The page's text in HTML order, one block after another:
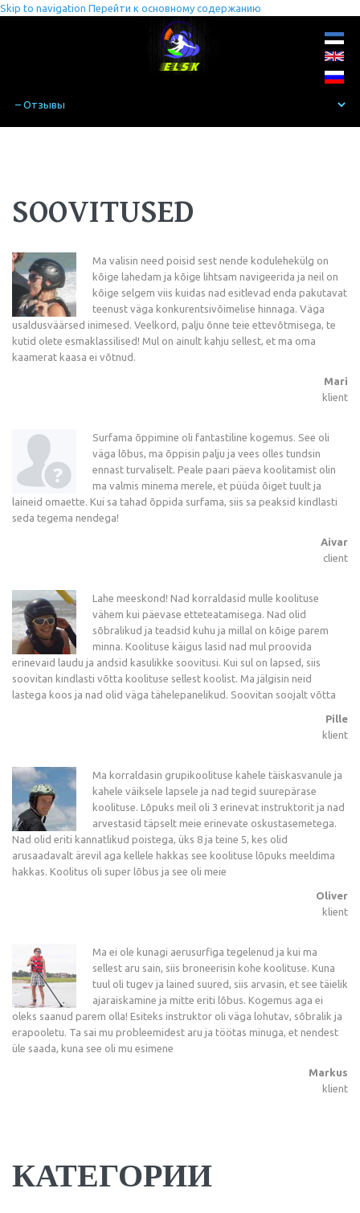
Skip to navigation Перейти к основному содержанию
SOOVITUSED
Ma valisin need poisid sest nende kodulehekülg on
kõige lahedam ja kõige lihtsam navigeerida ja neil on
kõige selgem viis kuidas nad esitlevad enda pakutavat
teenust väga konkurentsivõimelise hinnaga. Väga
usaldusväärsed inimesed. Veelkord, palju õnne teie ettevõtmisega, te
kutid olete esmaklassilised! Mul on ainult kahju sellest, et ma oma
kaamerat kaasa ei võtnud.
Mari
klient
Surfama õppimine oli fantastiline kogemus. See oli
väga lõbus, ma õppisin palju ja vees olles tundsin
ennast turvaliselt. Peale paari päeva koolitamist olin
ma valmis minema merele, et püüda õiget tuult ja
laineid omaette. Kui sa tahad õppida surfama, siis sa peaksid kindlasti
seda tegema nendega!
Aivar
client
Lahe meeskond! Nad korraldasid mulle koolituse
vähem kui päevase etteteatamisega. Nad olid
sõbralikud ja teadsid kuhu ja millal on kõige parem
minna. Koolituse käigus lasid nad mul proovida
erinevaid laudu ja andsid kasulikke soovitusi. Kui sul on lapsed, siis
soovitan kindlasti võtta koolituse sellest koolist. Ma jälgisin neid
lastega koos ja nad olid väga tähelepanelikud. Soovitan soojalt võtta
Pille
klient
Ma korraldasin grupikoolituse kahele täiskasvanule ja
kahele väiksele lapsele ja nad tegid suurepärase
koolituse. Lõpuks meil oli 3 erinevat instruktorit ja nad
arvestasid täpselt meie erinevate oskustasemetega.
Nad olid eriti kannatlikud poistega, üks 8 ja teine 5, kes olid
arusaadavalt ärevil aga kellele hakkas see koolituse lõpuks meeldima
hakkas. Koolitus oli super lõbus ja see oli meie
Oliver
klient
Ma ei ole kunagi aerusurfiga tegelenud ja kui ma
sellest aru sain, siis broneerisin kohe koolituse. Kuna
tuul oli tugev ja lained suured, siis arvasin, et see täielik
ajaraiskamine ja mitte eriti lõbus. Kogemus aga ei
oleks saanud parem olla! Esiteks instruktor oli väga lohutav, sõbralik ja
erapooletu. Ta sai mu probleemidest aru ja töötas minuga, et nendest
üle saada, kuna see oli mu esimene
Markus
klient
КАТЕГОРИИ